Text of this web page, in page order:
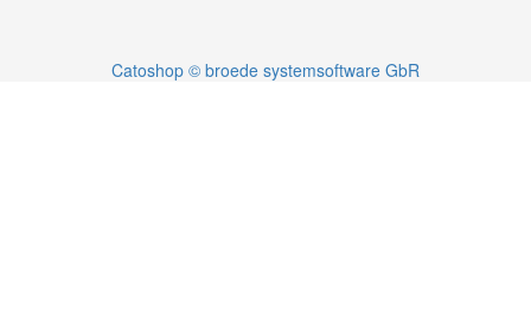
Catoshop © broede systemsoftware GbR